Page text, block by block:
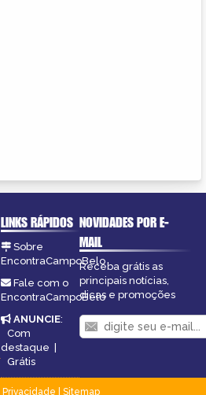
LINKS RÁPIDOS
Sobre
EncontraCampoBelo
Fale com o
EncontraCampoBelo
ANUNCIE:
Com
destaque
Grátis
NOVIDADES POR E-
MAIL
Receba grátis as
principais notícias,
dicas e promoções
Privacidade
Sitemap